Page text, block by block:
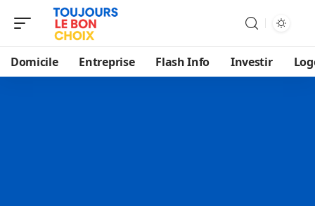
Domicile Entreprise Flash Info Investir